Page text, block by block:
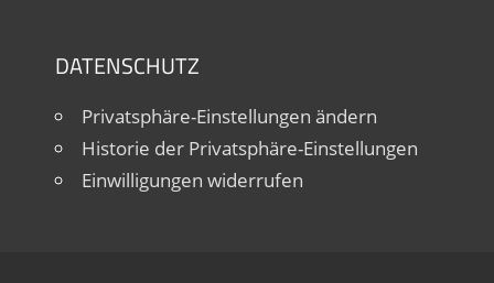
DATENSCHUTZ
Privatsphäre-Einstellungen ändern
Historie der Privatsphäre-Einstellungen
Einwilligungen widerrufen